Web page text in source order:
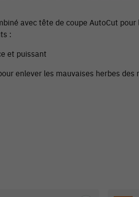
avec tête de coupe AutoCut
:
et puissant
enlever les mauvaises herbes